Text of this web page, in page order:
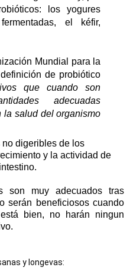
los yogures
el kéfir,
Mundial para la
de probiótico
que cuando son
adecuadas
la salud del organismo
digeribles de los
y la actividad de
son muy adecuados tras
serán beneficiosos cuando
bien, no harán ningun